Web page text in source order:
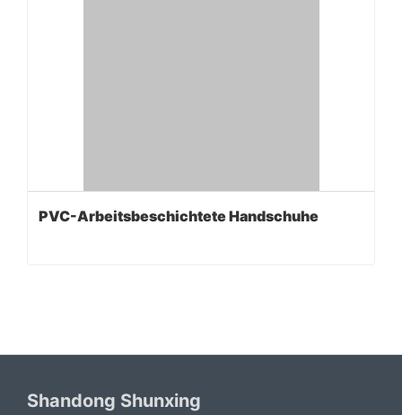
PVC-Arbeitsbeschichtete Handschuhe
Shandong Shunxing